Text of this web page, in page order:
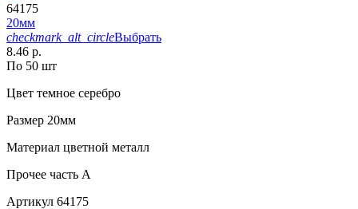
64175
20мм
checkmark_alt_circleВыбрать
8.46 р.
По 50 шт
Цвет темное серебро
Размер 20мм
Материал цветной металл
Прочее часть A
Артикул 64175